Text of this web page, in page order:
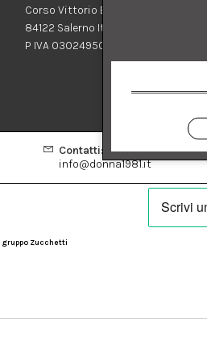
Corso Vittorio Emanuele 182
84122 Salerno Italia
P IVA 03024950655
Contatti:
info@donna1981.it
gruppo Zucchetti